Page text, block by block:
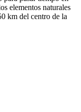
elementos naturales
km del centro de la